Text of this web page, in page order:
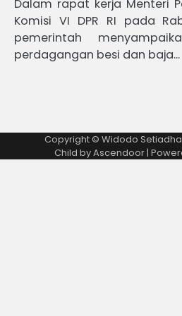
Dalam rapat kerja Menteri
Komisi VI DPR RI pada
pemerintah
perdagangan besi dan baja…
Copyright © Widodo
Child byAscendoor|